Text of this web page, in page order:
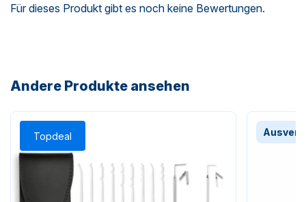
Für dieses Produkt gibt es noch keine Bewertungen.
Andere Produkte ansehen
Topdeal